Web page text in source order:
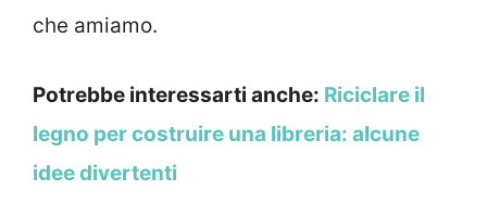
che amiamo.
Potrebbe interessarti anche: Riciclare il
legno per costruire una libreria: alcune
idee divertenti